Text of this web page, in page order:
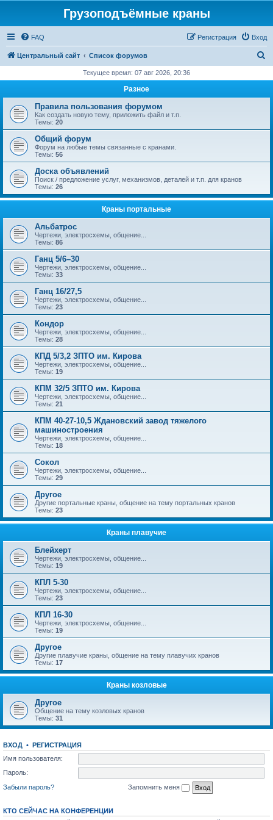
Грузоподъёмные краны
FAQ Вход
Регистрация
Центральный сайт Список форумов
с
Текущее время: 07 авг 2026, 20:36
Разное
Правила пользования форумом
Как создать новую тему, приложить файл и т.п.
Темы: 20
Общий форум
Форум на любые темы связанные с кранами.
Темы: 56
Доска объявлений
Поиск / предложение услуг, механизмов, деталей и т.п. для кранов
Темы: 26
Краны портальные
Альбатрос
Чертежи, электросхемы, общение...
Темы: 86
Ганц 5/6–30
Чертежи, электросхемы, общение...
Темы: 33
Ганц 16/27,5
Чертежи, электросхемы, общение...
Темы: 23
Кондор
Чертежи, электросхемы, общение...
Темы: 28
КПД 5/3,2 ЗПТО им. Кирова
Чертежи, электросхемы, общение...
Темы: 19
КПМ 32/5 ЗПТО им. Кирова
Чертежи, электросхемы, общение...
Темы: 21
КПМ 40-27-10,5 Ждановский завод тяжелого
машиностроения
Чертежи, электросхемы, общение...
Темы: 18
Сокол
Чертежи, электросхемы, общение...
Темы: 29
Другое
Другие портальные краны, общение на тему портальных кранов
Темы: 23
Краны плавучие
Блейхерт
Чертежи, электросхемы, общение...
Темы: 19
КПЛ 5-30
Чертежи, электросхемы, общение...
Темы: 23
КПЛ 16-30
Чертежи, электросхемы, общение...
Темы: 19
Другое
Другие плавучие краны, общение на тему плавучих кранов
Темы: 17
Краны козловые
Другое
Общение на тему козловых кранов
Темы: 31
ВХОД • РЕГИСТРАЦИЯ
Имя пользователя:
Пароль:
Забыли пароль?
Запомнить меня
КТО СЕЙЧАС НА КОНФЕРЕНЦИИ